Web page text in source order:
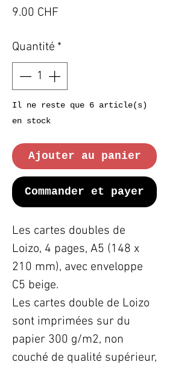
9.00 CHF
Quantité *
Il ne reste que 6 article(s)
en stock
Ajouter au panier
Commander et payer
Les cartes doubles de
Loizo, 4 pages, A5 (148 x
210 mm), avec enveloppe
C5 beige.
Les cartes double de Loizo
sont imprimées sur du
papier 300 g/m2, non
couché de qualité supérieur,